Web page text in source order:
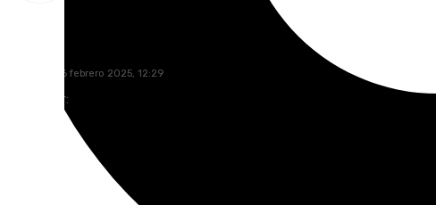
domingo, 16 febrero 2025, 12:29
Compartir: